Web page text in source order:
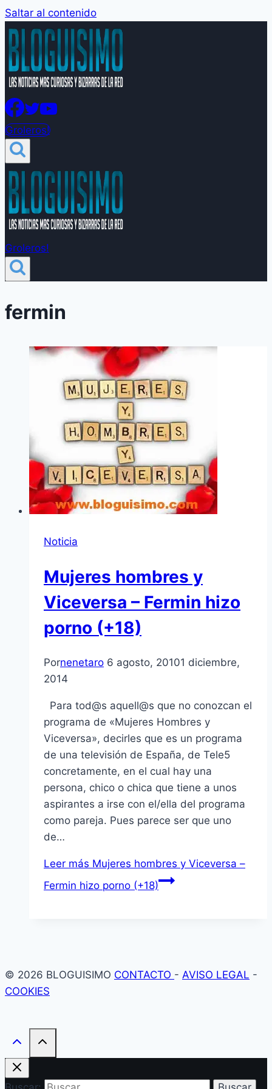
Saltar al contenido
Groleros!
Groleros!
fermin
Noticia
Mujeres hombres y
Viceversa – Fermin hizo
porno (+18)
Pornenetaro 6 agosto, 20101 diciembre,
2014
Para tod@s aquell@s que no conozcan el
programa de «Mujeres Hombres y
Viceversa», decirles que es un programa
de una televisión de España, de Tele5
concretamente, en el cual hay una
persona, chico o chica que tiene a unos
aspirantes a irse con el/ella del programa
como pareja. Pues parece ser que uno
de…
Leer más Mujeres hombres y Viceversa –
Fermin hizo porno (+18)
© 2026 BLOGUISIMO CONTACTO - AVISO LEGAL -
COOKIES